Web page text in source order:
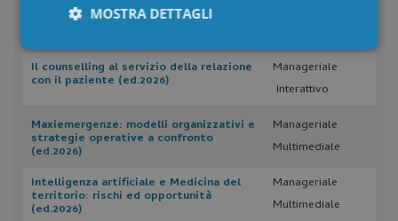
Comunic-azione: strategie comunicative
e comportamentali per gestire lo stress
Il counselling al servizio della relazione
con il paziente (ed.2026)
Manageriale
Interattivo
Maxiemergenze: modelli organizzativi e
strategie operative a confronto
(ed.2026)
Manageriale
Multimediale
Intelligenza artificiale e Medicina del
territorio: rischi ed opportunità
(ed.2026)
Manageriale
Multimediale
MOSTRA DETTAGLI
Necessari Statistici Marketing
Preferenze Non classificati